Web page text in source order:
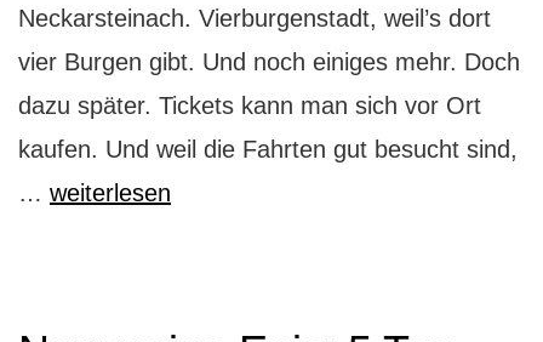
Neckarsteinach. Vierburgenstadt, weil’s dort
vier Burgen gibt. Und noch einiges mehr. Doch
dazu später. Tickets kann man sich vor Ort
kaufen. Und weil die Fahrten gut besucht sind,
… Neckarschifffahrt:
weiterlesen